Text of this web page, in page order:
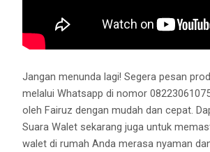
Jangan menunda lagi! Segera pesan
melalui Whatsapp di nomor
oleh Fairuz dengan mudah dan cepat.
Suara Walet sekarang juga untuk
walet di rumah Anda merasa nyaman